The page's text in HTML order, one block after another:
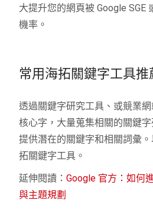
大提升您的網頁被 Google SGE
機率。
常用海拓關鍵字工具推
透過關鍵字研究工具、或競業
核心字，大量蒐集相關的關鍵
提供潛在的關鍵字和相關詞彙
拓關鍵字工具。
延伸閱讀：Google 官方：如何
與主題規劃